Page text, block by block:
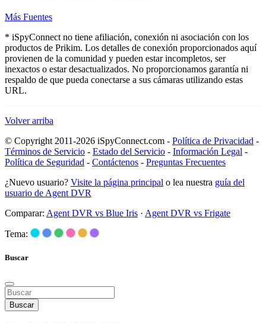
Más Fuentes
* iSpyConnect no tiene afiliación, conexión ni asociación con los
productos de Prikim. Los detalles de conexión proporcionados aquí
provienen de la comunidad y pueden estar incompletos, ser
inexactos o estar desactualizados. No proporcionamos garantía ni
respaldo de que pueda conectarse a sus cámaras utilizando estas
URL.
Volver arriba
© Copyright 2011-2026 iSpyConnect.com - Política de Privacidad -
Términos de Servicio - Estado del Servicio - Información Legal -
Política de Seguridad - Contáctenos - Preguntas Frecuentes
¿Nuevo usuario? Visite la página principal o lea nuestra guía del
usuario de Agent DVR
Comparar: Agent DVR vs Blue Iris · Agent DVR vs Frigate
Tema:
Buscar
Buscar